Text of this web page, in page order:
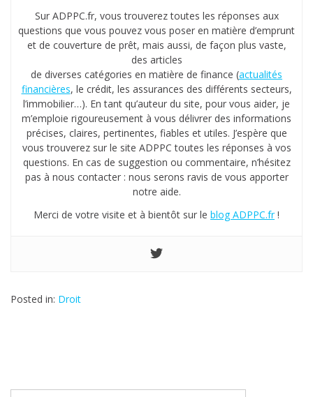
Sur ADPPC.fr, vous trouverez toutes les réponses aux
questions que vous pouvez vous poser en matière d’emprunt
et de couverture de prêt, mais aussi, de façon plus vaste,
des articles
de diverses catégories en matière de finance (actualités
financières, le crédit, les assurances des différents secteurs,
l’immobilier…). En tant qu’auteur du site, pour vous aider, je
m’emploie rigoureusement à vous délivrer des informations
précises, claires, pertinentes, fiables et utiles. J’espère que
vous trouverez sur le site ADPPC toutes les réponses à vos
questions. En cas de suggestion ou commentaire, n’hésitez
pas à nous contacter : nous serons ravis de vous apporter
notre aide.
Merci de votre visite et à bientôt sur le blog ADPPC.fr!
Posted in: Droit